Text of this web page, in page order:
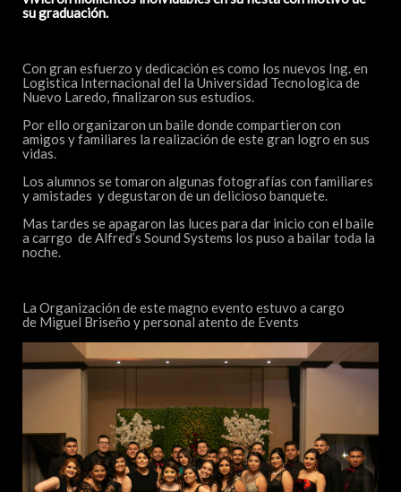
su graduación.
Con gran esfuerzo y dedicación es como los nuevos Ing. en
Logistica Internacional del la Universidad Tecnologica de
Nuevo Laredo, finalizaron sus estudios.
Por ello organizaron un baile donde compartieron con
amigos y familiares la realización de este gran logro en sus
vidas.
Los alumnos se tomaron algunas fotografías con familiares
y amistades y degustaron de un delicioso banquete.
Mas tardes se apagaron las luces para dar inicio con el baile
a carrgo de Alfred’s Sound Systems los puso a bailar toda la
noche.
La Organización de este magno evento estuvo a cargo
de Miguel Briseño y personal atento de Events